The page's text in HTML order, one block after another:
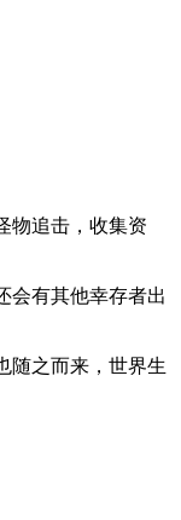
物追击，收集资
会有其他幸存者出
随之而来，世界生